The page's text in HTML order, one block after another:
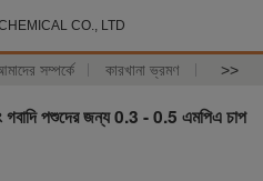
CO., LTD
সম্পর্কে কারখানা ভ্রমণ >>
গবাদি পশুদের জন্য 0.3 - 0.5 এমপিএ চাপ